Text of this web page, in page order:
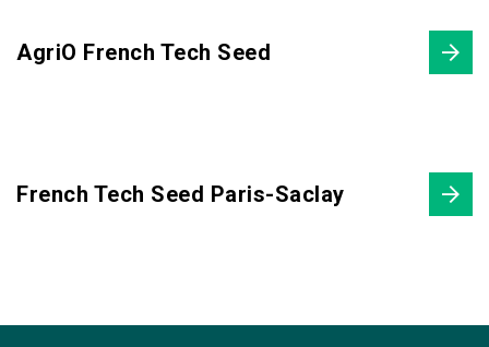
AgriO French Tech Seed
French Tech Seed Paris-Saclay